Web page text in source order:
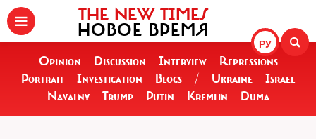
РУ
THE NEW TIMES
НОВОЕ ВРЕМЯ
Opinion Discussion Interview
Repressions
Portrait
Investigation Blogs / Ukraine
Israel
Navalny
Trump Putin Kremlin Duma